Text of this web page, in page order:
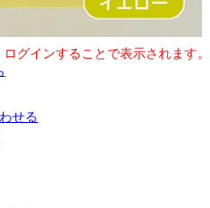
グインすることで表示されます。
せる